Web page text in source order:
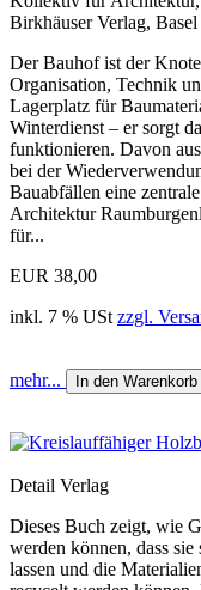
Birkhäuser Verlag, Basel
Der Bauhof ist der
Organisation, Technik
Lagerplatz für
Winterdienst – er sorgt
funktionieren. Davon
bei der
Bauabfällen eine
Architektur
für...
EUR 38,00
inkl. 7 % USt zzgl.
mehr... In den Warenkorb
Detail Verlag
Dieses Buch zeigt, wie
werden können, dass
lassen und die